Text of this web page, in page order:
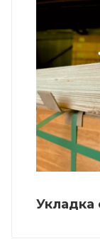
Укладка